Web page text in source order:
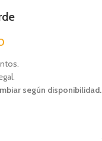
según disponibilidad.